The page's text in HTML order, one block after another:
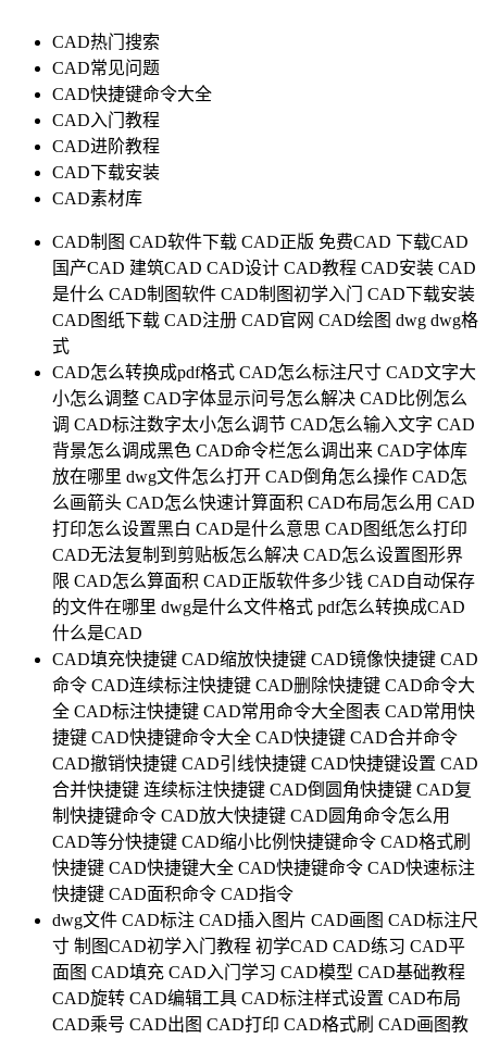
CAD热门搜索
CAD常见问题
CAD快捷键命令大全
CAD入门教程
CAD进阶教程
CAD下载安装
CAD素材库
CAD制图 CAD软件下载 CAD正版 免费CAD 下载CAD
国产CAD 建筑CAD CAD设计 CAD教程 CAD安装 CAD
是什么 CAD制图软件 CAD制图初学入门
CAD下载安装
CAD图纸下载 CAD注册 CAD官网 CAD绘图 dwg dwg格
式
CAD怎么转换成pdf格式 CAD怎么标注尺寸 CAD文字大
小怎么调整 CAD字体显示问号怎么解决 CAD比例怎么
调 CAD标注数字太小怎么调节 CAD怎么输入文字 CAD
背景怎么调成黑色 CAD命令栏怎么调出来 CAD字体库
放在哪里 dwg文件怎么打开 CAD倒角怎么操作 CAD怎
么画箭头 CAD怎么快速计算面积 CAD布局怎么用 CAD
打印怎么设置黑白 CAD是什么意思 CAD图纸怎么打印
CAD无法复制到剪贴板怎么解决 CAD怎么设置图形界
限 CAD怎么算面积 CAD正版软件多少钱 CAD自动保存
的文件在哪里 dwg是什么文件格式 pdf怎么转换成CAD
什么是CAD
CAD填充快捷键 CAD缩放快捷键 CAD镜像快捷键 CAD
命令 CAD连续标注快捷键 CAD删除快捷键 CAD命令大
全 CAD标注快捷键 CAD常用命令大全图表 CAD常用快
捷键 CAD快捷键命令大全 CAD快捷键 CAD合并命令
CAD撤销快捷键 CAD引线快捷键 CAD快捷键设置 CAD
合并快捷键 连续标注快捷键 CAD倒圆角快捷键 CAD复
制快捷键命令 CAD放大快捷键 CAD圆角命令怎么用
CAD等分快捷键 CAD缩小比例快捷键命令 CAD格式刷
快捷键 CAD快捷键大全 CAD快捷键命令 CAD快速标注
快捷键 CAD面积命令 CAD指令
dwg文件 CAD标注 CAD插入图片 CAD画图 CAD标注尺
寸 制图CAD初学入门教程 初学CAD CAD练习 CAD平
面图 CAD填充 CAD入门学习 CAD模型 CAD基础教程
CAD旋转 CAD编辑工具 CAD标注样式设置 CAD布局
CAD乘号 CAD出图 CAD打印 CAD格式刷 CAD画图教